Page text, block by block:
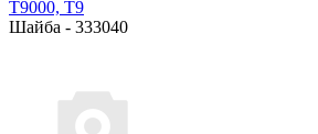
T9000, T9
Шайба - 333040